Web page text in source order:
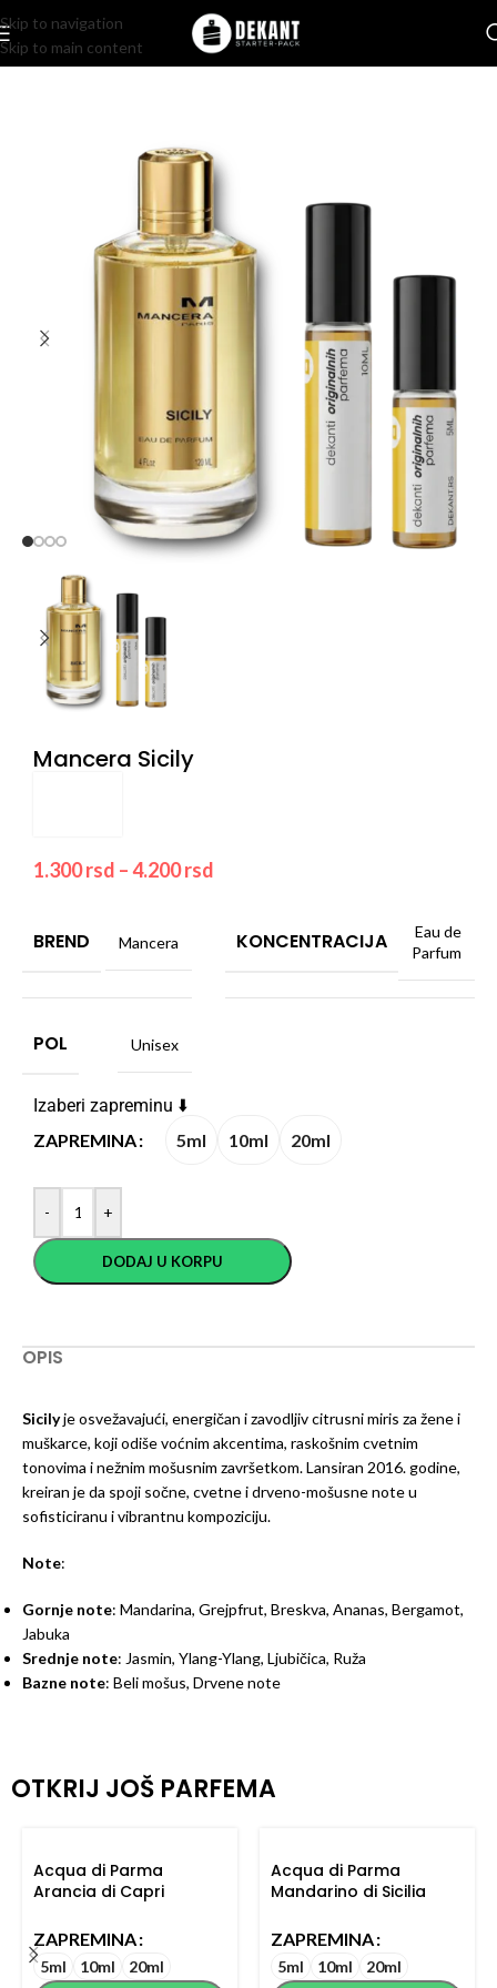
Skip to navigation
Skip to main content
Home/Pakovanje/ Komercijalno
Mancera Sicily
1.300rsd –4.200rsd
BREND Mancera KONCENTRACIJA
Eau de
Parfum
POL Unisex
Izaberi zapreminu ⬇️
ZAPREMINA
5ml 10ml 20ml
- +
DODAJ U KORPU
OPIS
Sicilyje osvežavajući, energičan i zavodljiv citrusni miris za žene i
muškarce, koji odiše voćnim akcentima, raskošnim cvetnim
tonovima i nežnim mošusnim završetkom. Lansiran 2016. godine,
kreiran je da spoji sočne, cvetne i drveno-mošusne note u
sofisticiranu i vibrantnu kompoziciju.
Note:
Gornje note: Mandarina, Grejpfrut, Breskva, Ananas, Bergamot,
Jabuka
Srednje note: Jasmin, Ylang-Ylang, Ljubičica, Ruža
Bazne note: Beli mošus, Drvene note
OTKRIJ JOŠ PARFEMA
Acqua di Parma
Arancia di Capri
ZAPREMINA
5ml 10ml 20ml
Acqua di Parma
Mandarino di Sicilia
ZAPREMINA
5ml 10ml 20ml